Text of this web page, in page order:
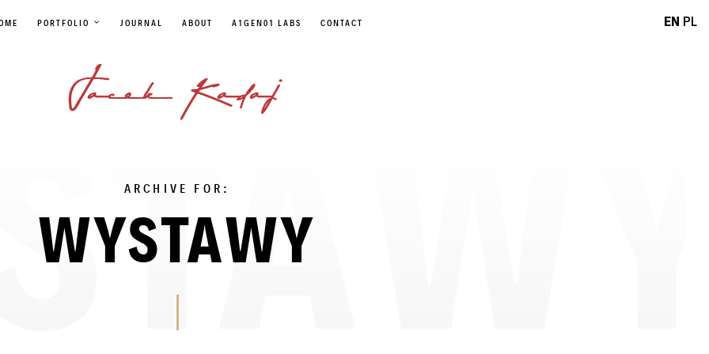
PORTFOLIO JOURNAL ABOUT A1GEN01 LABS CONTACT
ARCHIVE FOR:
WYSTAWY
EN PL